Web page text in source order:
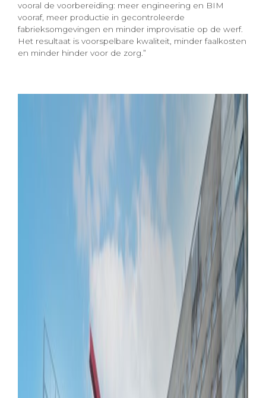
vooral de voorbereiding: meer engineering en BIM
vooraf, meer productie in gecontroleerde
fabrieksomgevingen en minder improvisatie op de werf.
Het resultaat is voorspelbare kwaliteit, minder faalkosten
en minder hinder voor de zorg.”